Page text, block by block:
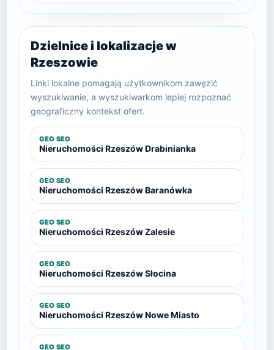
Dzielnice i lokalizacje w
Rzeszowie
Linki lokalne pomagają użytkownikom zawęzić
wyszukiwanie, a wyszukiwarkom lepiej rozpoznać
geograficzny kontekst ofert.
GEO SEO
Nieruchomości Rzeszów Drabinianka
GEO SEO
Nieruchomości Rzeszów Baranówka
GEO SEO
Nieruchomości Rzeszów Zalesie
GEO SEO
Nieruchomości Rzeszów Słocina
GEO SEO
Nieruchomości Rzeszów Nowe Miasto
GEO SEO